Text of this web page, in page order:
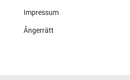
Impressum
Ångerrätt